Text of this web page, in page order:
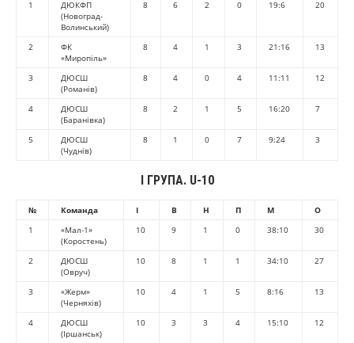
1
ДЮКФП
(Новоград-
Волинський)
8 6 2 0 19:6 20
2
ФК
«Миропіль»
8 4 1 3 21:16 13
3
ДЮСШ
(Романів)
8 4 0 4 11:11 12
4
ДЮСШ
(Баранівка)
8 2 1 5 16:20 7
5
ДЮСШ
(Чуднів)
8 1 0 7 9:24 3
І ГРУПА. U-10
№ Команда І В Н П М
О
1
«Мал-1»
(Коростень)
10 9 1 0 38:10 30
2
ДЮСШ
(Овруч)
10 8 1 1 34:10 27
3
«Жерм»
(Черняхів)
10 4 1 5 8:16 13
4
ДЮСШ
(Іршанськ)
10 3 3 4 15:10 12